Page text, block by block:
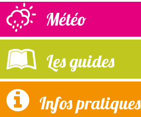
Météo
Les guides
Infos pratiques